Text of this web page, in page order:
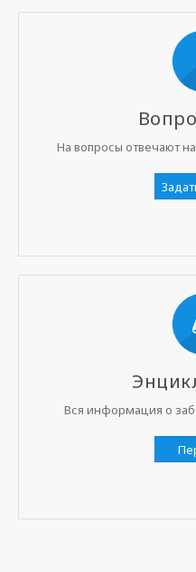
На вопросы отвечают
Вся информация о